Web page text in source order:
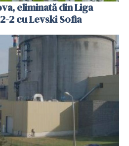
eliminată din Liga
2 cu Levski Sofia